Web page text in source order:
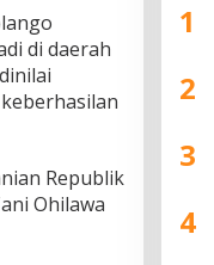
di daerah
Republik
Ohilawa
1
2
3
4